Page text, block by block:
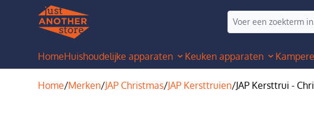
HomeHuishoudelijke apparaten Keuken apparaten
Home/Merken/JAP Christmas/JAP Kersttruien/JAP Kersttrui -